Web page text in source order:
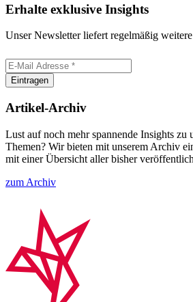
Erhalte exklusive Insights
Unser Newsletter liefert regelmäßig
Eintragen
Artikel-Archiv
Lust auf noch mehr spannende Insights zu
Themen? Wir bieten mit unserem Archiv
mit einer Übersicht aller bisher
zum Archiv